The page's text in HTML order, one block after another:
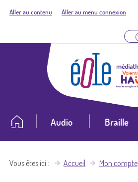
Aller au contenu Aller au menu connexion
Audio Braille
Vous êtes ici Accueil Mon compte